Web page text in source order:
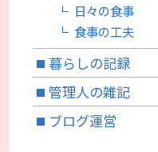
日々の食事
食事の工夫
暮らしの記録
管理人の雑記
ブログ運営